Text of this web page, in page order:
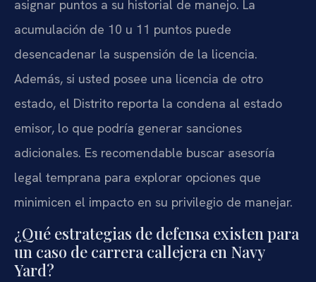
asignar puntos a su historial de manejo. La
acumulación de 10 u 11 puntos puede
desencadenar la suspensión de la licencia.
Además, si usted posee una licencia de otro
estado, el Distrito reporta la condena al estado
emisor, lo que podría generar sanciones
adicionales. Es recomendable buscar asesoría
legal temprana para explorar opciones que
minimicen el impacto en su privilegio de manejar.
¿Qué estrategias de defensa existen para
un caso de carrera callejera en Navy
Yard?